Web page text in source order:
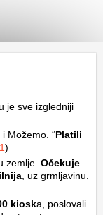
je sve izgledniji
Možemo. “Platili
)
zemlje. Očekuje
, uz grmljavinu.
kioska, poslovali